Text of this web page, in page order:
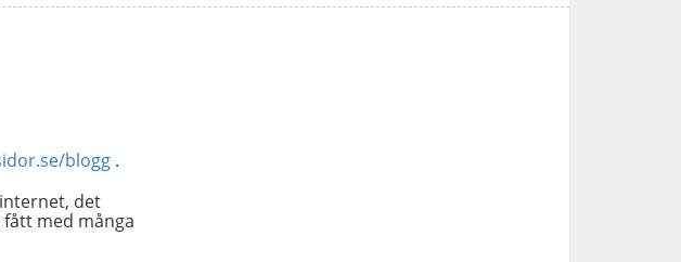
blogg .
det
med många